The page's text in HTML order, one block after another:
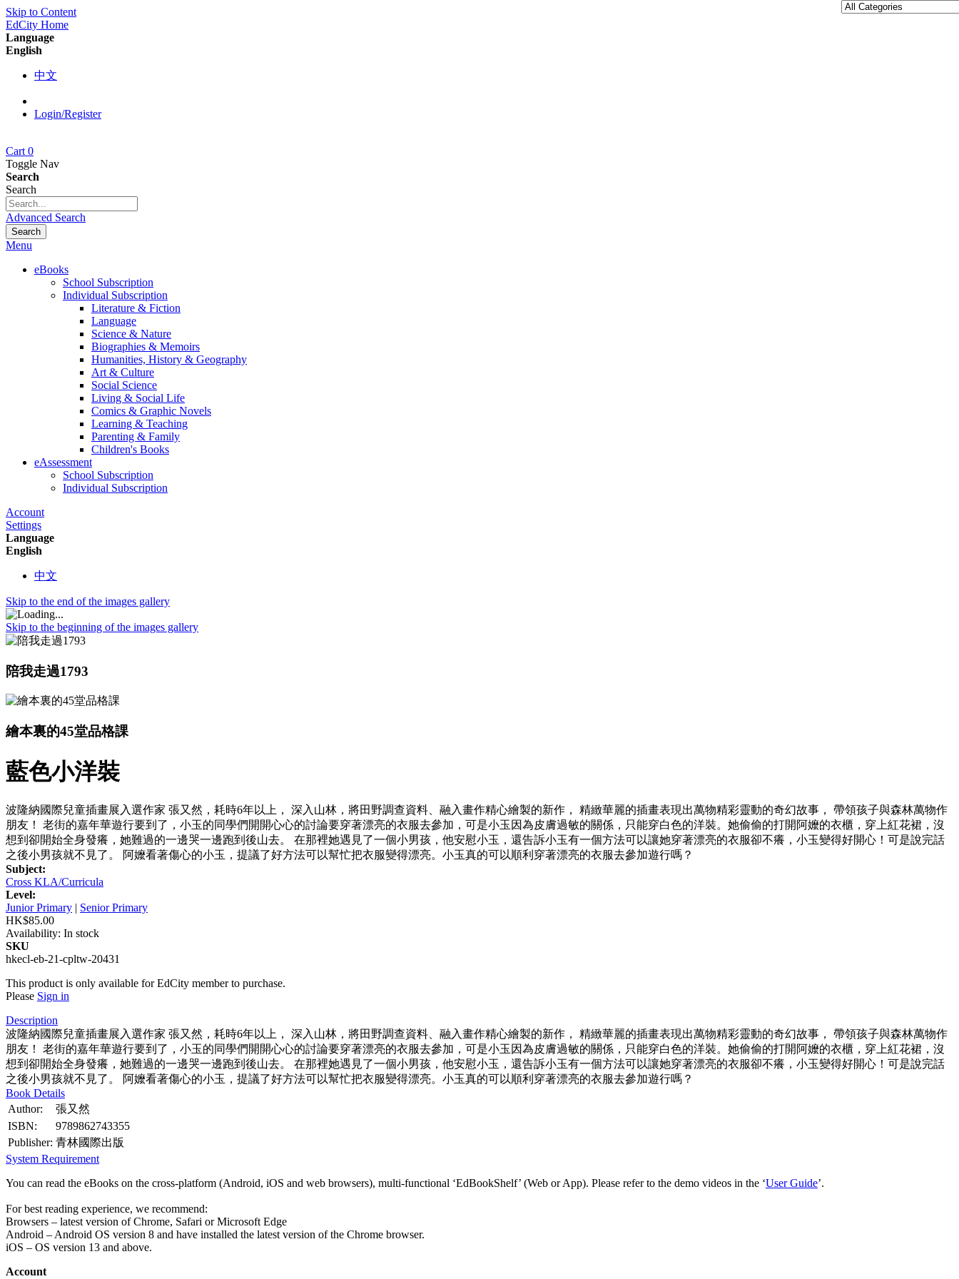
Skip to Content
EdCity Home
Language
English
中文
Login/Register
Cart 0
Toggle Nav
Search
Search
Advanced Search
Search
Menu
eBooks
School Subscription
Individual Subscription
Literature & Fiction
Language
Science & Nature
Biographies & Memoirs
Humanities, History & Geography
Art & Culture
Social Science
Living & Social Life
Comics & Graphic Novels
Learning & Teaching
Parenting & Family
Children's Books
eAssessment
School Subscription
Individual Subscription
Account
Settings
Language
English
中文
Skip to the end of the images gallery
Skip to the beginning of the images gallery
陪我走過1793
繪本裏的45堂品格課
藍色小洋裝
波隆納國際兒童插畫展入選作家 張又然，耗時6年以上， 深入山林，將田野調查資料、融入畫作精心繪製的新作， 精緻華麗的插畫表現出萬物精彩靈動的奇幻故事， 帶領孩子與森林萬物作
朋友！ 老街的嘉年華遊行要到了，小玉的同學們開開心心的討論要穿著漂亮的衣服去參加，可是小玉因為皮膚過敏的關係，只能穿白色的洋裝。她偷偷的打開阿嬤的衣櫃，穿上紅花裙，沒
想到卻開始全身發癢，她難過的一邊哭一邊跑到後山去。 在那裡她遇見了一個小男孩，他安慰小玉，還告訴小玉有一個方法可以讓她穿著漂亮的衣服卻不癢，小玉變得好開心！可是說完話
之後小男孩就不見了。 阿嬤看著傷心的小玉，提議了好方法可以幫忙把衣服變得漂亮。小玉真的可以順利穿著漂亮的衣服去參加遊行嗎？
Subject:
Cross KLA/Curricula
Level:
Junior Primary | Senior Primary
HK$85.00
Availability: In stock
SKU
hkecl-eb-21-cpltw-20431
This product is only available for EdCity member to purchase.
Please Sign in
Description
波隆納國際兒童插畫展入選作家 張又然，耗時6年以上， 深入山林，將田野調查資料、融入畫作精心繪製的新作， 精緻華麗的插畫表現出萬物精彩靈動的奇幻故事， 帶領孩子與森林萬物作
朋友！ 老街的嘉年華遊行要到了，小玉的同學們開開心心的討論要穿著漂亮的衣服去參加，可是小玉因為皮膚過敏的關係，只能穿白色的洋裝。她偷偷的打開阿嬤的衣櫃，穿上紅花裙，沒
想到卻開始全身發癢，她難過的一邊哭一邊跑到後山去。 在那裡她遇見了一個小男孩，他安慰小玉，還告訴小玉有一個方法可以讓她穿著漂亮的衣服卻不癢，小玉變得好開心！可是說完話
之後小男孩就不見了。 阿嬤看著傷心的小玉，提議了好方法可以幫忙把衣服變得漂亮。小玉真的可以順利穿著漂亮的衣服去參加遊行嗎？
Book Details
Author:
張又然
ISBN:
9789862743355
Publisher: 青林國際出版
System Requirement
You can read the eBooks on the cross-platform (Android, iOS and web browsers), multi-functional ‘EdBookShelf’ (Web or App). Please refer to the demo videos in the ‘User Guide’.
For best reading experience, we recommend:
Browsers – latest version of Chrome, Safari or Microsoft Edge
Android – Android OS version 8 and have installed the latest version of the Chrome browser.
iOS – OS version 13 and above.
Account